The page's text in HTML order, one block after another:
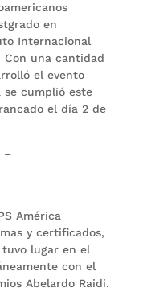
en
Internacional
Con una cantidad
el evento
se cumplió este
el día 2 de
–
América
y certificados,
lugar en el
con el
Abelardo Raidi.